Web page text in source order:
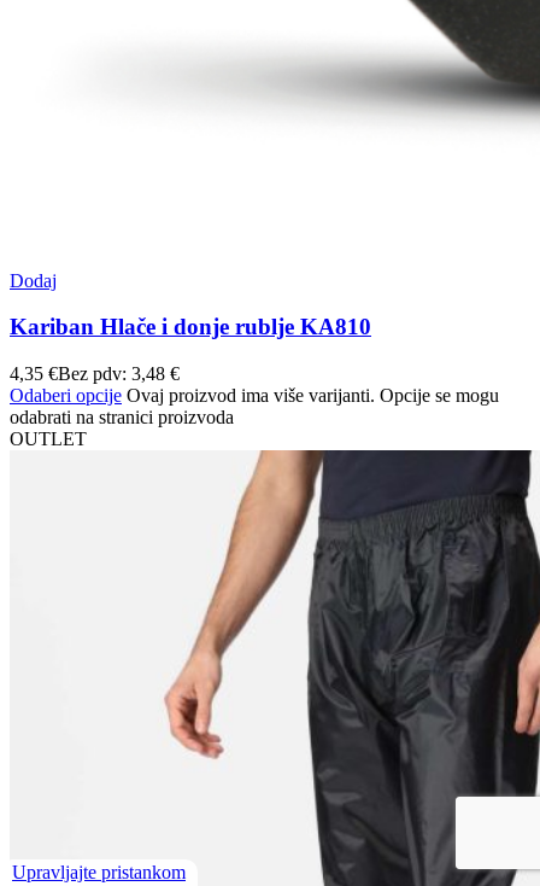
Dodaj
Kariban Hlače i donje rublje KA810
4,35 €Bez pdv: 3,48 €
Odaberi opcije Ovaj proizvod ima više varijanti. Opcije se mogu
odabrati na stranici proizvoda
OUTLET
Upravljajte pristankom